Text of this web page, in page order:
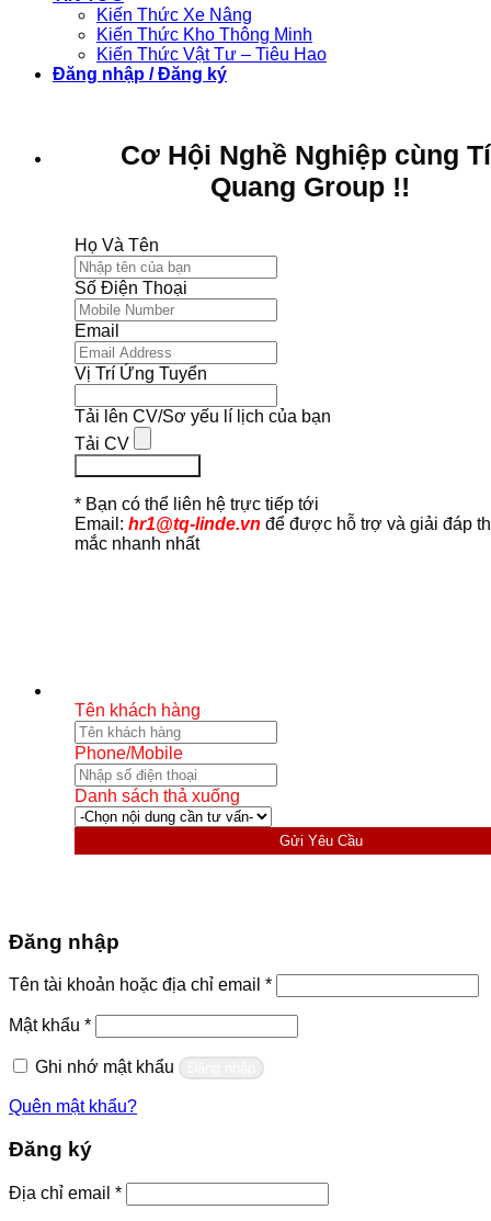
Kiến Thức Xe Nâng
Kiến Thức Kho Thông Minh
Kiến Thức Vật Tư – Tiêu Hao
Đăng nhập / Đăng ký
Cơ Hội Nghề Nghiệp cùng
Quang Group !!
Họ Và Tên
Số Điện Thoại
Email
Vị Trí Ứng Tuyển
Tải lên CV/Sơ yếu lí lịch của bạn
Tải CV
* Bạn có thể liên hệ trực tiếp tới
Email: hr1@tq-linde.vn để được hỗ trợ và giải đáp
mắc nhanh nhất
Tên khách hàng
Phone/Mobile
Danh sách thả xuống
Gửi Yêu Cầu
Đăng nhập
Tên tài khoản hoặc địa chỉ email *Bắt
buộc
Mật khẩu *Bắt
buộc
Ghi nhớ mật khẩu
Quên mật khẩu?
Đăng ký
Địa chỉ email *Bắt
buộc